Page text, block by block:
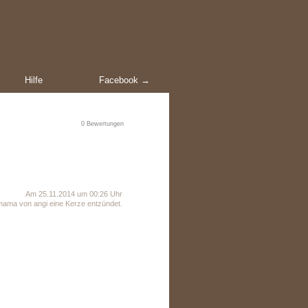
Hilfe Facebook →
0 Bewertungen
Am 25.11.2014 um 00:26 Uhr
von angi eine Kerze entzündet.